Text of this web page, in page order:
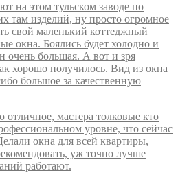
на этом тульском заводе по
там изделий, ну просто огромное
свой маленький коттеджный
окна. Боялись будет холодно и
очень большая. А вот и зря
хорошо получилось. Вид из окна
большое за качественную
отличное, мастера толковые кто
уровне, что сейчас
окна для всей квартиры,
уж точно лучше
работают.